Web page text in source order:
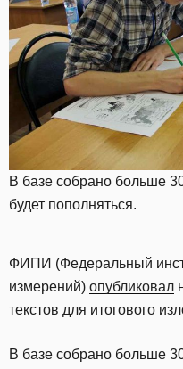
В базе собрано больше
будет пополняться.
ФИПИ (Федеральный
измерений) опубликовал
текстов для итогового
В базе собрано больше